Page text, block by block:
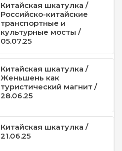
Китайская шкатулка /
Российско-китайские
транспортные и
культурные мосты /
05.07.25
Китайская шкатулка /
Женьшень как
туристический магнит /
28.06.25
Китайская шкатулка /
21.06.25